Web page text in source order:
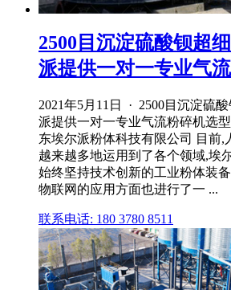
2500目沉淀硫酸钡超
派提供一对一专业气
2021年5月11日 · 2500目沉淀硫
派提供一对一专业气流粉碎机选
东埃尔派粉体科技有限公司 目前,
越来越多地运用到了各个领域,埃
始终坚持技术创新的工业粉体装
物联网的应用方面也进行了一 ...
联系电话: 180 3780 8511